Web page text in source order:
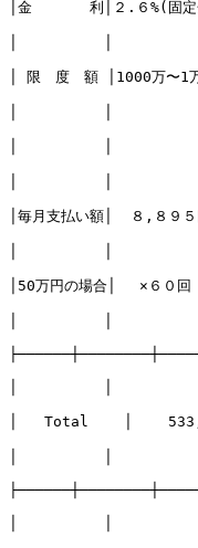
│金　　　　利│２.６%(
│ 限　度　額 │1000万〜1
│　　　　　　│　　　　
│毎月支払い額│  ８,８９
│50万円の場合│　 ×６０
│   Total    │